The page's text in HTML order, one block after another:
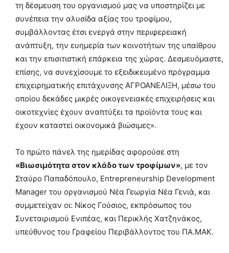
τη δέσμευση του οργανισμού μας να υποστηρίζει με
συνέπεια την αλυσίδα αξίας του τροφίμου,
συμβάλλοντας έτσι ενεργά στην περιφερειακή
ανάπτυξη, την ευημερία των κοινοτήτων της υπαίθρου
και την επισιτιστική επάρκεια της χώρας. Δεσμευόμαστε,
επίσης, να συνεχίσουμε το εξειδικευμένο πρόγραμμα
επιχειρηματικής επιτάχυνσης ΑΓΡΟΑΝΕΛΙΞΗ, μέσω του
οποίου δεκάδες μικρές οικογενειακές επιχειρήσεις και
οικοτεχνίες έχουν αναπτύξει τα προϊόντα τους και
έχουν καταστεί οικονομικά βιώσιμες».
Το πρώτο πάνελ της ημερίδας αφορούσε στη
«Βιωσιμότητα στον κλάδο των τροφίμων», με τον
Σταύρο Παπαδόπουλο, Entrepreneurship Development
Manager του οργανισμού Νέα Γεωργία Νέα Γενιά, και
συμμετείχαν οι: Νίκος Γούσιος, εκπρόσωπος του
Συνεταιρισμού Ενιπέας, και Περικλής Χατζηνάκος,
υπεύθυνος του Γραφείου Περιβάλλοντος του ΠΑ.ΜΑΚ.